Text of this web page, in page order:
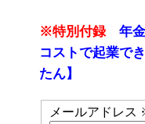
※特別付録
年
コストで起業で
たん】
メールアドレス